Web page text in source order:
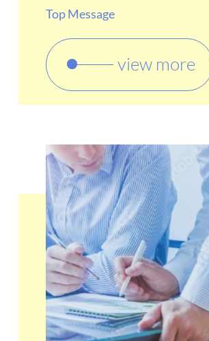
Top Message
view more